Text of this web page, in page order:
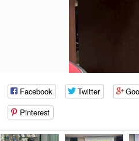
Facebook Twitter
Pinterest